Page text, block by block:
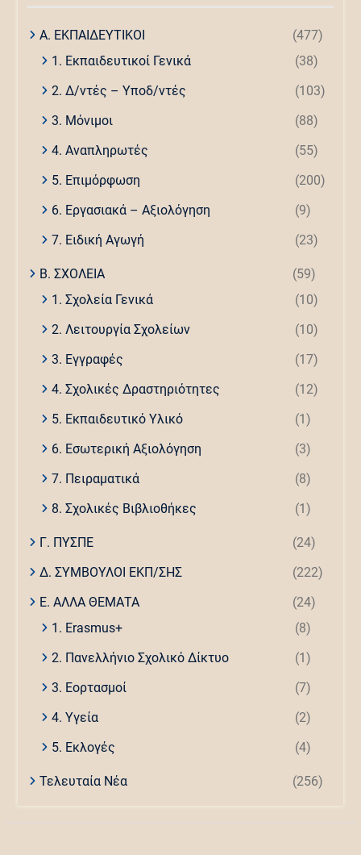
Α. ΕΚΠΑΙΔΕΥΤΙΚΟΙ
(477)
1. Εκπαιδευτικοί Γενικά
(38)
2. Δ/ντές – Υποδ/ντές
(103)
3. Μόνιμοι
(88)
4. Αναπληρωτές
(55)
5. Επιμόρφωση
(200)
6. Εργασιακά – Αξιολόγηση
(9)
7. Ειδική Αγωγή
(23)
Β. ΣΧΟΛΕΙΑ
(59)
1. Σχολεία Γενικά
(10)
2. Λειτουργία Σχολείων
(10)
3. Εγγραφές
(17)
4. Σχολικές Δραστηριότητες
(12)
5. Εκπαιδευτικό Υλικό
(1)
6. Εσωτερική Αξιολόγηση
(3)
7. Πειραματικά
(8)
8. Σχολικές Βιβλιοθήκες
(1)
Γ. ΠΥΣΠΕ
(24)
Δ. ΣΥΜΒΟΥΛΟΙ ΕΚΠ/ΣΗΣ
(222)
Ε. ΑΛΛΑ ΘΕΜΑΤΑ
(24)
1. Erasmus+
(8)
2. Πανελλήνιο Σχολικό Δίκτυο
(1)
3. Εορτασμοί
(7)
4. Υγεία
(2)
5. Εκλογές
(4)
Τελευταία Νέα (256)